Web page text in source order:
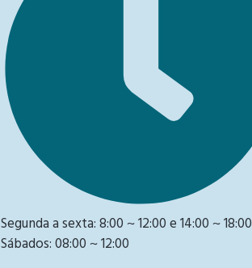
Segunda a sexta: 8:00 ~ 12:00 e 14:00 ~ 18:00
Sábados: 08:00 ~ 12:00